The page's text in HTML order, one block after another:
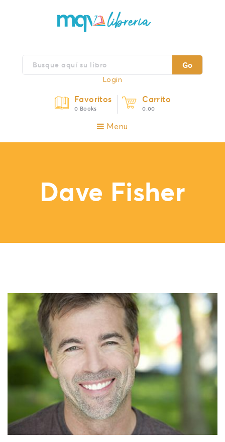
Go
Login
Favoritos
0 Books
Carrito
0.00
Menu
Dave Fisher